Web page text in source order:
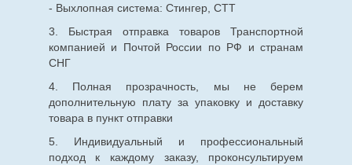
- Выхлопная система: Стингер, СТТ
3. Быстрая отправка товаров Транспортной
компанией и Почтой России по РФ и странам
СНГ
4. Полная прозрачность, мы не берем
дополнительную плату за упаковку и доставку
товара в пункт отправки
5. Индивидуальный и профессиональный
подход к каждому заказу, проконсультируем